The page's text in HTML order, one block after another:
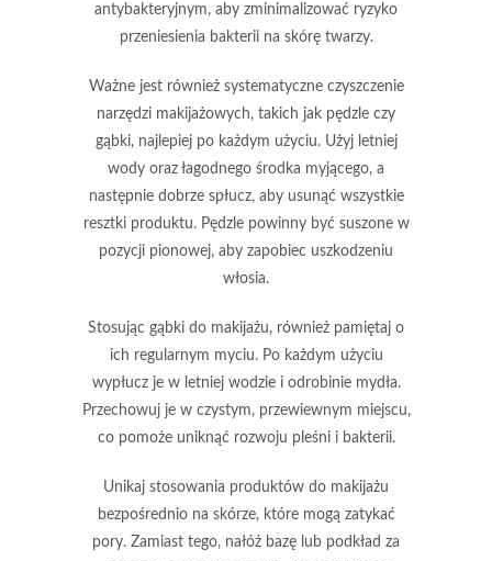
antybakteryjnym, aby zminimalizować ryzyko
przeniesienia bakterii na skórę twarzy.
Ważne jest również systematyczne czyszczenie
narzędzi makijażowych, takich jak pędzle czy
gąbki, najlepiej po każdym użyciu. Użyj letniej
wody oraz łagodnego środka myjącego, a
następnie dobrze spłucz, aby usunąć wszystkie
resztki produktu. Pędzle powinny być suszone w
pozycji pionowej, aby zapobiec uszkodzeniu
włosia.
Stosując gąbki do makijażu, również pamiętaj o
ich regularnym myciu. Po każdym użyciu
wypłucz je w letniej wodzie i odrobinie mydła.
Przechowuj je w czystym, przewiewnym miejscu,
co pomoże uniknąć rozwoju pleśni i bakterii.
Unikaj stosowania produktów do makijażu
bezpośrednio na skórze, które mogą zatykać
pory. Zamiast tego, nałóż bazę lub podkład za